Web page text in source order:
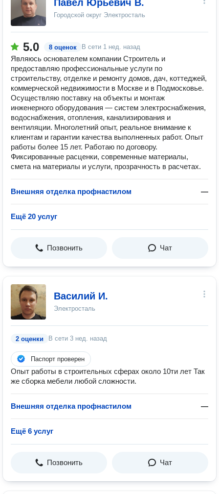
Павел Юрьевич В.
Городской округ Электросталь
5.0 8 оценок В сети 1 нед. назад
Являюсь основателем компании Строитель и
предоставляю профессиональные услуги по
строительству, отделке и ремонту домов, дач, коттеджей,
коммерческой недвижимости в Москве и в Подмосковье.
Осуществляю поставку на объекты и монтаж
инженерного оборудования — систем электроснабжения,
водоснабжения, отопления, канализирования и
вентиляции. Многолетний опыт, реальное внимание к
клиентам и гарантии качества выполненных работ. Опыт
работы более 15 лет. Работаю по договору.
Фиксированные расценки, современные материалы,
смета на материалы и услуги, прозрачность в расчетах.
Внешняя отделка профнастилом —
Ещё 20 услуг
Позвонить Чат
Василий И.
Электросталь
2 оценки В сети 3 нед. назад
Паспорт проверен
Опыт работы в строительных сферах около 10ти лет Так
же сборка мебели любой сложности.
Внешняя отделка профнастилом —
Ещё 6 услуг
Позвонить Чат